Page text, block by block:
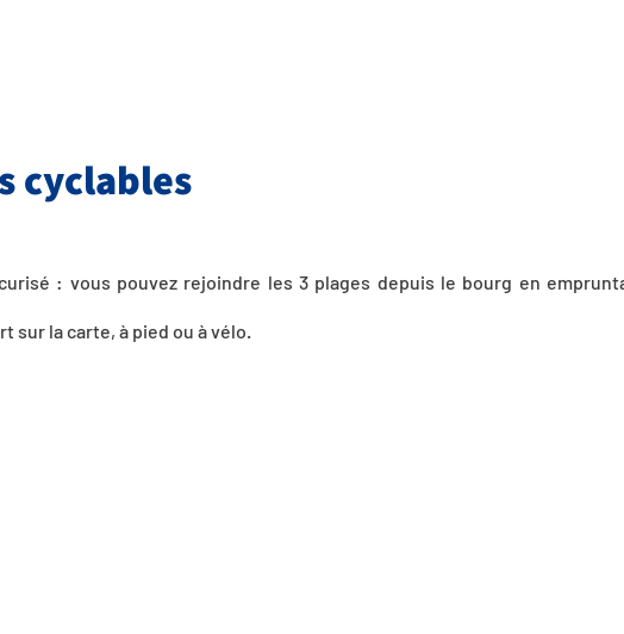
cyclables
: vous pouvez rejoindre les 3 plages depuis le bourg en
sur la carte, à pied ou à vélo.